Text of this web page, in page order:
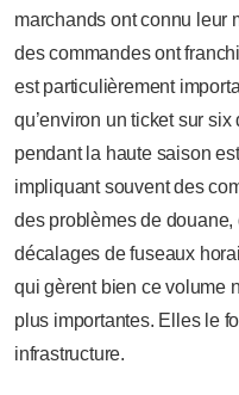
marchands ont connu leur
des commandes ont
est particulièrement
qu’environ un ticket sur
pendant la haute saison
impliquant souvent des
des problèmes de
décalages de fuseaux
qui gèrent bien ce volume
plus importantes. Elles le
infrastructure.